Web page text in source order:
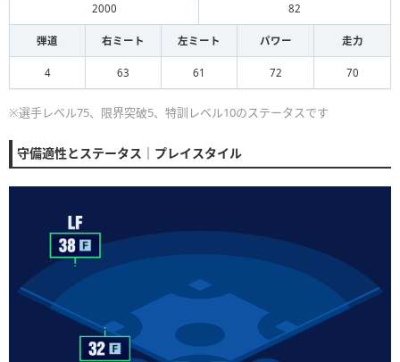
2000 82
弾道 右ミート 左ミート パワー 走力
4 63 61 72 70
※選手レベル75、限界突破5、特訓レベル10のステータスです
守備適性とステータス｜プレイスタイル